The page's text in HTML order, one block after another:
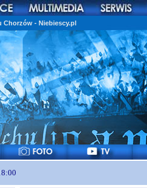
Chorzów - Niebiescy.pl